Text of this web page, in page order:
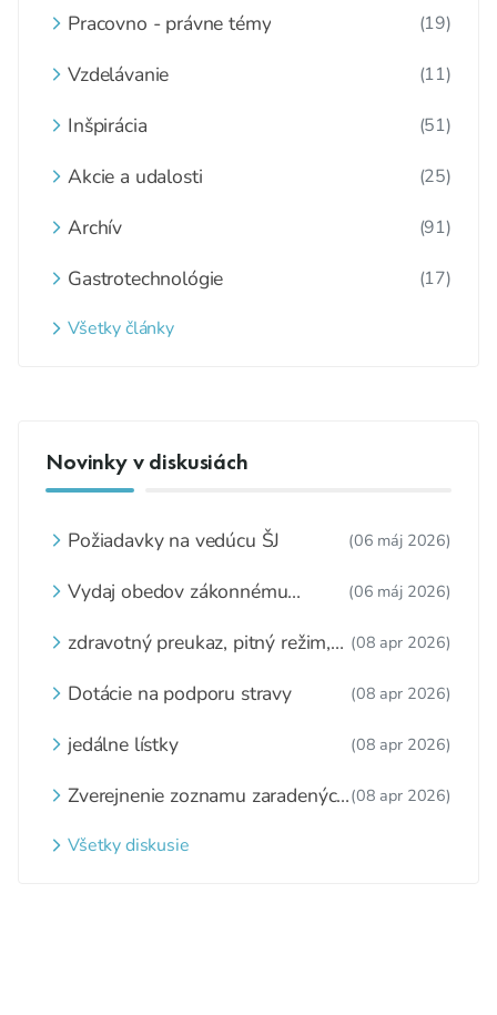
Pracovno - právne témy (19)
Vzdelávanie (11)
Inšpirácia (51)
Akcie a udalosti (25)
Archív (91)
Gastrotechnológie (17)
Všetky články
Novinky v diskusiách
Požiadavky na vedúcu ŠJ (06 máj 2026)
Vydaj obedov zákonnému
(06 máj 2026)
zdravotný preukaz, pitný režim,
(08 apr 2026)
Dotácie na podporu stravy (08 apr 2026)
jedálne lístky (08 apr 2026)
Zverejnenie zoznamu zaradených
webovom sídle
(08 apr 2026)
Všetky diskusie